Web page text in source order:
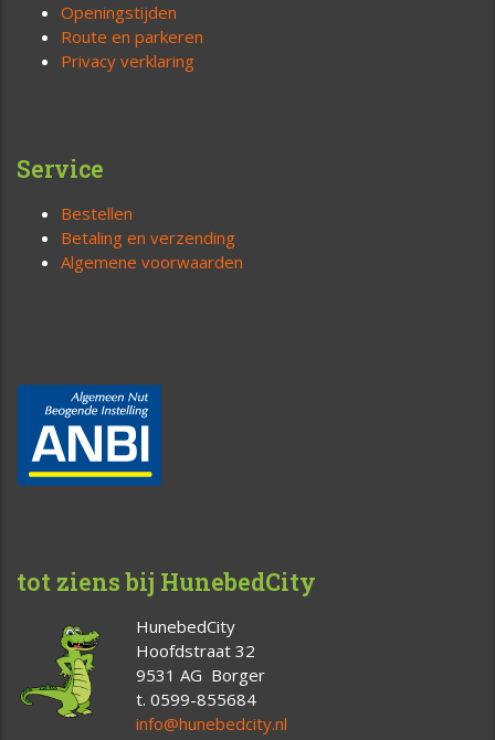
Openingstijden
Route en parkeren
Privacy verklaring
Service
Bestellen
Betaling en verzending
Algemene voorwaarden
tot ziens bij HunebedCity
HunebedCity
Hoofdstraat 32
9531 AG Borger
t. 0599-855684
info@hunebedcity.nl